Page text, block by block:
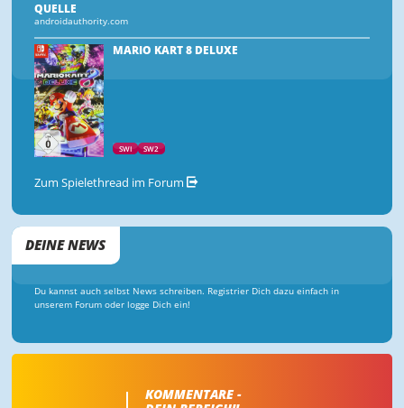
QUELLE
androidauthority.com
MARIO KART 8 DELUXE
SWI SW2
Zum Spielethread im Forum
DEINE NEWS
Du kannst auch selbst News schreiben. Registrier Dich dazu einfach in
unserem Forum oder logge Dich ein!
KOMMENTARE -